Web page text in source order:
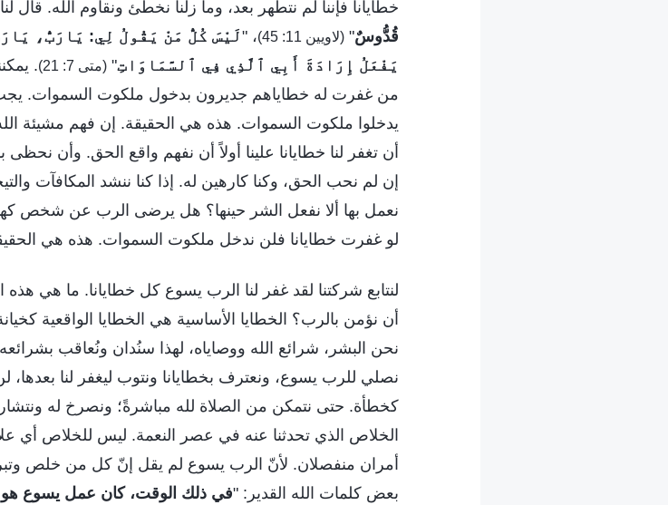
خطايانا فإننا لم نتطهر بعد، وما زلنا نخطئ ونقاوم الله. قال
قُدُّوسٌ" (لاويين 11: 45) ، "لَيْسَ كُلُّ مَنْ يَقُولُ لِي: يَارَبُّ،
يَفْعَلُ إِرَادَةَ أَبِي ٱلَّذِي فِي ٱلسَّمَاوَاتِ" (متى 7: 21)
.
من غفرت له خطاياهم جديرون بدخول ملكوت السموات. يجب
يدخلوا ملكوت السموات. هذه هي الحقيقة. إن فهم مشيئة
أن تغفر لنا خطايانا علينا أولاً أن نفهم واقع الحق. وأن
إن لم نحب الحق، وكنا كارهين له. إذا كنا ننشد المكافآت
نعمل بها ألا نفعل الشر حينها؟ هل يرضى الرب عن شخص
لو غفرت خطايانا فلن ندخل ملكوت السموات. هذه هي
لنتابع شركتنا لقد غفر لنا الرب يسوع كل خطايانا. ما هي هذه
أن نؤمن بالرب؟ الخطايا الأساسية هي الخطايا الواقعية
نحن البشر، شرائع الله ووصاياه، لهذا سنُدان ونُعاقب
نصلي للرب يسوع، ونعترف بخطايانا ونتوب ليغفر لنا بعدها، لن
كخطأة. حتى نتمكن من الصلاة لله مباشرةً؛ ونصرخ له
الخلاص الذي تحدثنا عنه في عصر النعمة. ليس للخلاص أي
أمران منفصلان. لأنّ الرب يسوع لم يقل إنّ كل من خلص
بعض كلمات الله القدير: "في ذلك الوقت، كان عمل يسوع